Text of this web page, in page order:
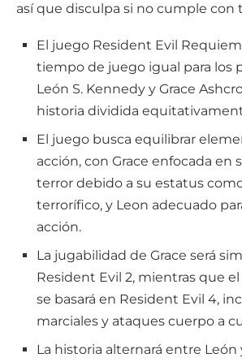
así que disculpa si no cumple con
El juego Resident Evil
tiempo de juego igual para los
León S. Kennedy y Grace
historia dividida
El juego busca equilibrar
acción, con Grace enfocada en
terror debido a su estatus
terrorífico, y Leon adecuado
acción.
La jugabilidad de Grace será
Resident Evil 2, mientras que
se basará en Resident Evil 4,
marciales y ataques cuerpo a
La historia alternará entre León